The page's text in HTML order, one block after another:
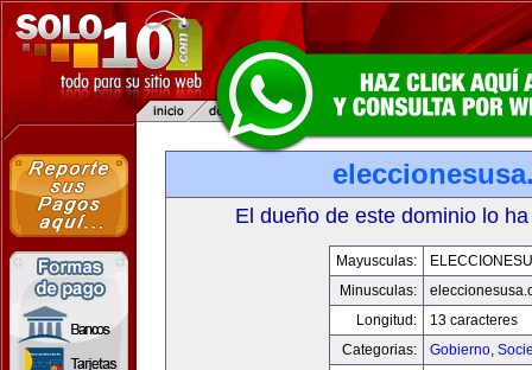
El dueño de este dominio lo
Mayusculas:
Minusculas:
Longitud:
13 caracteres
Categorias:
Gobierno,